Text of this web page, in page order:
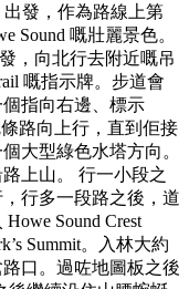
出發，作為路線上第
Sound 嘅壯麗景色。
，向北行去附近嘅吊
嘅指示牌。步道會
指向右邊、標示
條路向上行，直到佢接
大型綠色水塔方向。
上山。 行一小段之
行多一段路之後，道
Sound Crest
Summit。入林大約
口。過咗地圖板之後